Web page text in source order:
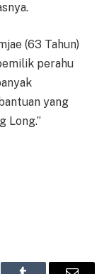
(63 Tahun)
perahu
yang
Long.”